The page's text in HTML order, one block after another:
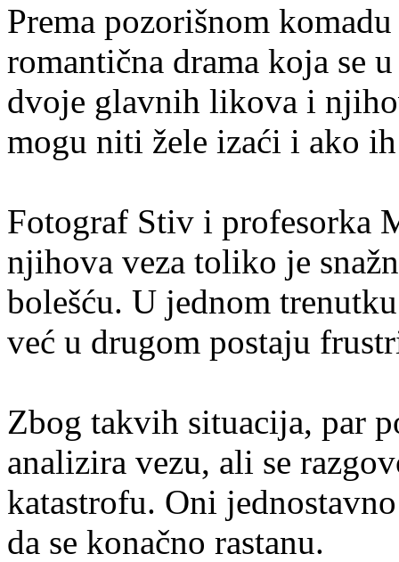
Prema pozorišnom
romantična drama koja se
dvoje glavnih likova i
mogu niti žele izaći i ako
Fotograf Stiv i profesorka
njihova veza toliko je
bolešću. U jednom
već u drugom postaju
Zbog takvih situacija, par
analizira vezu, ali se
katastrofu. Oni
da se konačno rastanu.